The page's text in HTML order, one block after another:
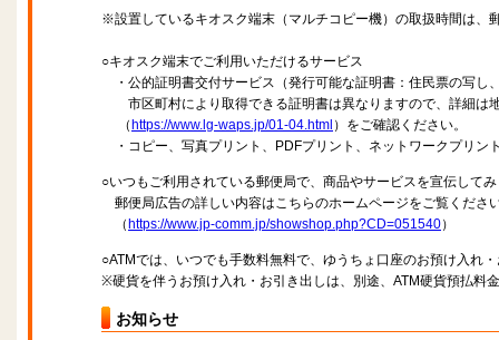
※設置しているキオスク端末（マルチコピー機）の取扱時間は、
○キオスク端末でご利用いただけるサービス
・公的証明書交付サービス（発行可能な証明書：住民票の写し
市区町村により取得できる証明書は異なりますので、詳細は
（ https://www.lg-waps.jp/01-04.html ）をご確認ください。
・コピー、写真プリント、PDFプリント、ネットワークプリン
○いつもご利用されている郵便局で、商品やサービスを宣伝して
郵便局広告の詳しい内容はこちらのホームページをご覧くださ
（ https://www.jp-comm.jp/showshop.php?CD=051540）
○ATMでは、いつでも手数料無料で、ゆうちょ口座のお預け入れ
※硬貨を伴うお預け入れ・お引き出しは、別途、ATM硬貨預払料
お知らせ